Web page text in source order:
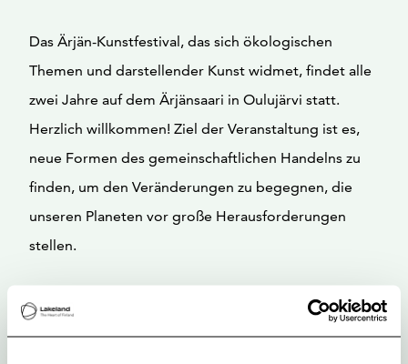
Das Ärjän-Kunstfestival, das sich ökologischen
Themen und darstellender Kunst widmet, findet alle
zwei Jahre auf dem Ärjänsaari in Oulujärvi statt.
Herzlich willkommen! Ziel der Veranstaltung ist es,
neue Formen des gemeinschaftlichen Handelns zu
finden, um den Veränderungen zu begegnen, die
unseren Planeten vor große Herausforderungen
stellen.
Das Festival wird vom Vaara-Kollektiv aus Kajaani
organisiert.